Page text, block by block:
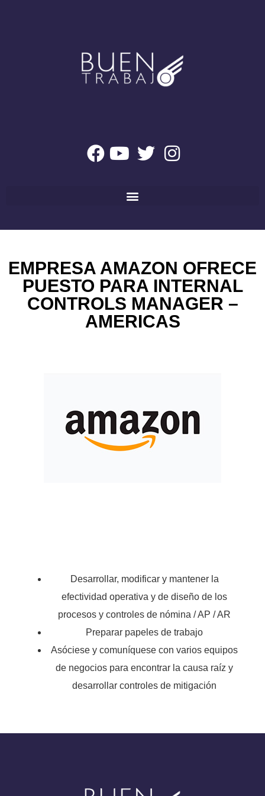
EMPRESA AMAZON OFRECE
PUESTO PARA INTERNAL
CONTROLS MANAGER –
AMERICAS
Desarrollar, modificar y mantener la
efectividad operativa y de diseño de los
procesos y controles de nómina / AP / AR
Preparar papeles de trabajo
Asóciese y comuníquese con varios equipos
de negocios para encontrar la causa raíz y
desarrollar controles de mitigación